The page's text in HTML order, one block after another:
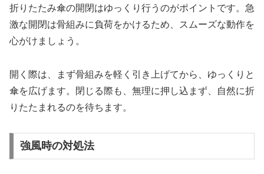
折りたたみ傘の開閉はゆっくり行うのがポイントです。急
激な開閉は骨組みに負荷をかけるため、スムーズな動作を
心がけましょう。
開く際は、まず骨組みを軽く引き上げてから、ゆっくりと
傘を広げます。閉じる際も、無理に押し込まず、自然に折
りたたまれるのを待ちます。
強風時の対処法